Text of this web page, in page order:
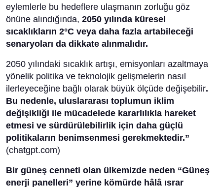
eylemlerle bu hedeflere ulaşmanın zorluğu göz
önüne alındığında, 2050 yılında küresel
sıcaklıkların 2°C veya daha fazla artabileceği
senaryoları da dikkate alınmalıdır.
2050 yılındaki sıcaklık artışı, emisyonları azaltmaya
yönelik politika ve teknolojik gelişmelerin nasıl
ilerleyeceğine bağlı olarak büyük ölçüde değişebilir.
Bu nedenle, uluslararası toplumun iklim
değişikliği ile mücadelede kararlılıkla hareket
etmesi ve sürdürülebilirlik için daha güçlü
politikaların benimsenmesi gerekmektedir.”
(chatgpt.com)
Bir güneş cenneti olan ülkemizde neden “Güneş
enerji panelleri” yerine kömürde hâlâ ısrar